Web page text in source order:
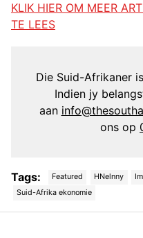
KLIK HIER OM MEER
TE LEES
Die Suid-Afrikaner
Indien jy
aan
ons op
Tags: Featured HNelnny
Suid-Afrika ekonomie